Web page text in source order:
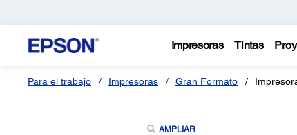
Impresoras Tintas
Para el trabajo Impresoras Gran Formato
AMPLIAR